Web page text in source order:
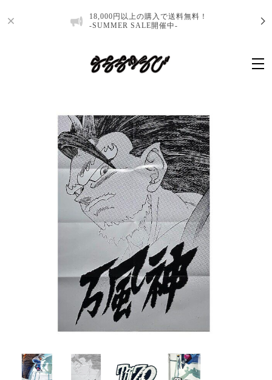
18,000円以上の購入で送料無料！
-SUMMER SALE開催中-